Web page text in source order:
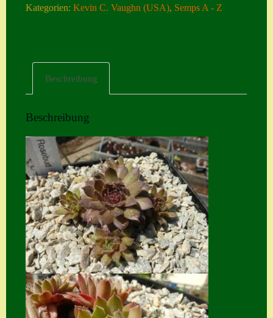
mit Semps
Kasse
Kontakt
Mein Konto
Naturformen
S. x nixonii
Semps die ich
suche
Semps von A – Z
Kategorien:Kevin C. Vaughn (USA), Semps A - Z
Beschreibung
Beschreibung